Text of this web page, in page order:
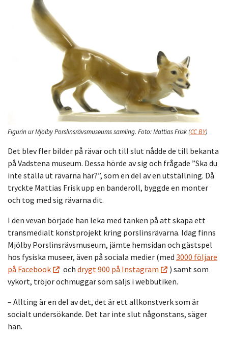
Figurin ur Mjölby Porslinsrävsmuseums samling. Foto:Mattias Frisk(CC BY)
Det blev fler bilder på rävar och till slut nådde de till bekanta
på Vadstena museum. Dessa hörde av sig och frågade ”Ska du
inte ställa ut rävarna här?”, som en del av en utställning. Då
tryckte Mattias Frisk upp en banderoll, byggde en monter
och tog med sig rävarna dit.
I den vevan började han leka med tanken på att skapa ett
transmedialt konstprojekt kring porslinsrävarna. Idag finns
Mjölby Porslinsrävsmuseum, jämte hemsidan och gästspel
hos fysiska museer, även på sociala medier (med 3000 följare
på Facebook
och drygt 900 på Instagram
) samt som
vykort, tröjor ochmuggar som säljs i webbutiken.
– Allting är en del av det, det är ett allkonstverk som är
socialt undersökande. Det tar inte slut någonstans, säger
han.